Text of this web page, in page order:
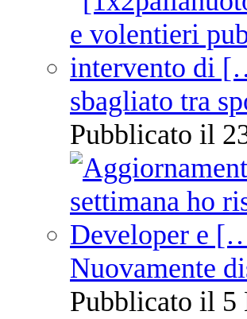
sbagliato tra
Pubblicato il
Nuovamente
Pubblicato il 5